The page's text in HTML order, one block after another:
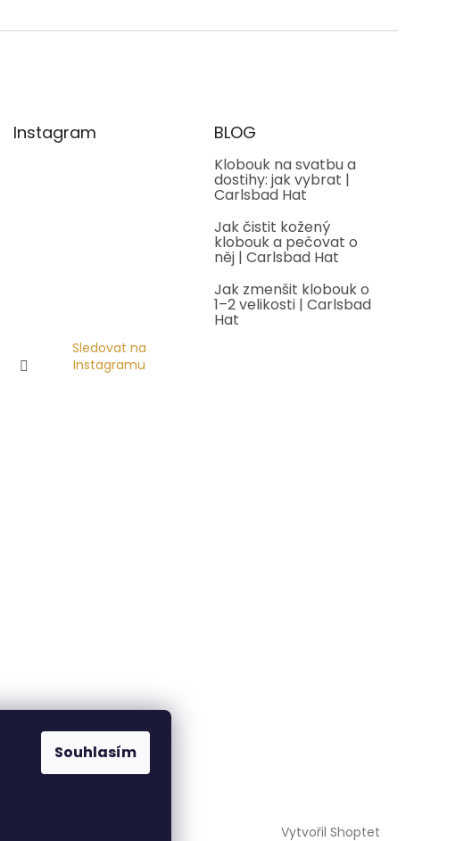
Souhlasím
Instagram
Sledovat na
Instagramu
BLOG
Klobouk na svatbu a
dostihy: jak vybrat |
Carlsbad Hat
Jak čistit kožený
klobouk a pečovat o
něj | Carlsbad Hat
Jak zmenšit klobouk o
1–2 velikosti | Carlsbad
Hat
Vytvořil Shoptet